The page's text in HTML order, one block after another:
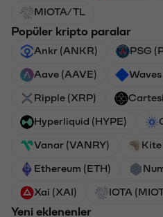
MIOTA/TL
Popüler kripto paralar
Ankr (ANKR) PSG
Aave (AAVE)
Ripple (XRP)
Hyperliquid (HYPE)
Vanar (VANRY) Kite
Ethereum (ETH)
Xai (XAI) IOTA
Yeni eklenenler